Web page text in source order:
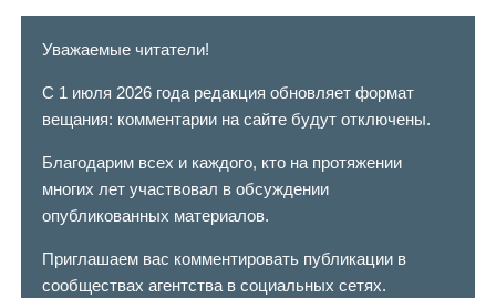
Уважаемые читатели!
С 1 июля 2026 года редакция обновляет формат
вещания: комментарии на сайте будут отключены.
Благодарим всех и каждого, кто на протяжении
многих лет участвовал в обсуждении
опубликованных материалов.
Приглашаем вас комментировать публикации в
сообществах агентства в социальных сетях.